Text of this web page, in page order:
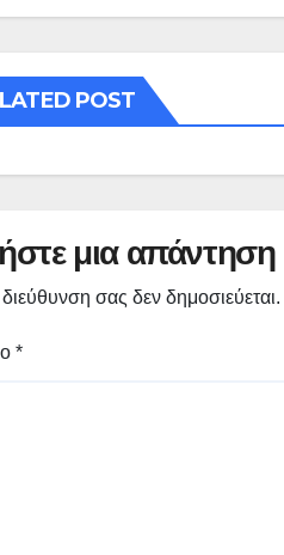
POST
μια απάντηση
σας δεν δημοσιεύεται.
*